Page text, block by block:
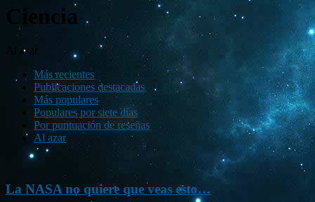
Ciencia
Al azar
Más recientes
Publicaciones destacadas
Más populares
Populares por siete días
Por puntuación de reseñas
Al azar
La NASA no quiere que veas esto…